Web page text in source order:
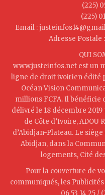
(225)
(225)
Email :
Adresse Postale
QUI
www.justeinfos.net est un
ligne de droit ivoirien édité
Océan Vision
millions FCFA. Il bénéficie
délivré le 18 décembre
de Côte d’Ivoire, ADOU
d’Abidjan-Plateau. Le
Abidjan, dans la
logements, Cité
Pour la couverture de
communiqués, les
06 53 14 25 /